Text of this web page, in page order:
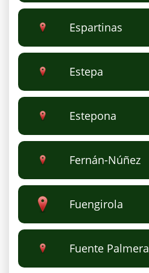
Espartinas
Estepa
Estepona
Fernán-Núñez
Fuengirola
Fuente Palmera